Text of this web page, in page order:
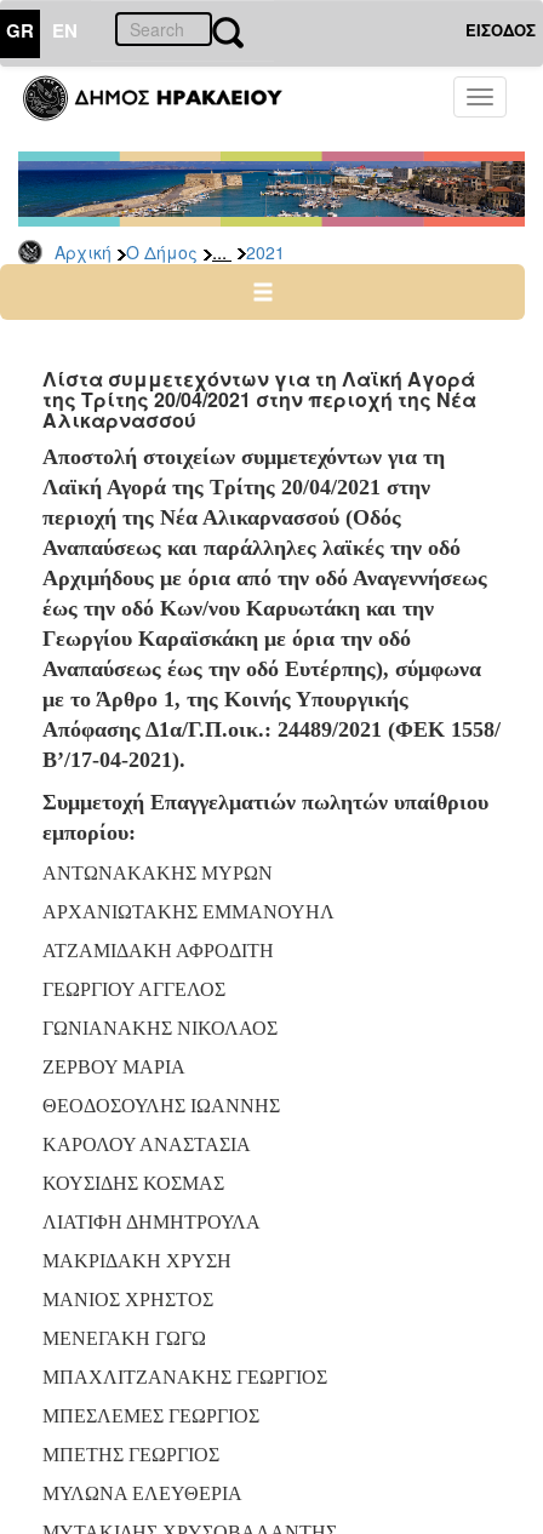
GR EN ΕΙΣΟΔΟΣ
Toggle
Αρχική Ο Δήμος ... 2021
ΔΗΜΟΣ
Δελτία
Τύπου
Αρχείο
2026
2024
2022
2021
2020
2019
2018
2017
2016
2015
2013
2012
2011
2010
2006
ΑΝΘΕΚΤΙΚΗ
ΠΟΛΗ
Λίστα συμμετεχόντων για τη Λαϊκή Αγορά
της Τρίτης 20/04/2021 στην περιοχή της Νέα
Αλικαρνασσού
Αποστολή στοιχείων συμμετεχόντων για τη
Λαϊκή Αγορά της Τρίτης 20/04/2021 στην
περιοχή της Νέα Αλικαρνασσού (Οδός
Αναπαύσεως και παράλληλες λαϊκές την οδό
Αρχιμήδους με όρια από την οδό Αναγεννήσεως
έως την οδό Κων/νου Καρυωτάκη και την
Γεωργίου Καραϊσκάκη με όρια την οδό
Αναπαύσεως έως την οδό Ευτέρπης), σύμφωνα
με το Άρθρο 1, της Κοινής Υπουργικής
Απόφασης Δ1α/Γ.Π.οικ.: 24489/2021 (ΦΕΚ 1558/
Β’/17-04-2021).
Συμμετοχή Επαγγελματιών πωλητών υπαίθριου
εμπορίου:
ΑΝΤΩΝΑΚΑΚΗΣ ΜΥΡΩΝ
ΑΡΧΑΝΙΩΤΑΚΗΣ ΕΜΜΑΝΟΥΗΛ
ΑΤΖΑΜΙΔΑΚΗ ΑΦΡΟΔΙΤΗ
ΓΕΩΡΓΙΟΥ ΑΓΓΕΛΟΣ
ΓΩΝΙΑΝΑΚΗΣ ΝΙΚΟΛΑΟΣ
ΖΕΡΒΟΥ ΜΑΡΙΑ
ΘΕΟΔΟΣΟΥΛΗΣ ΙΩΑΝΝΗΣ
ΚΑΡΟΛΟΥ ΑΝΑΣΤΑΣΙΑ
ΚΟΥΣΙΔΗΣ ΚΟΣΜΑΣ
ΛΙΑΤΙΦΗ ΔΗΜΗΤΡΟΥΛΑ
ΜΑΚΡΙΔΑΚΗ ΧΡΥΣΗ
ΜΑΝΙΟΣ ΧΡΗΣΤΟΣ
ΜΕΝΕΓΑΚΗ ΓΩΓΩ
ΜΠΑΧΛΙΤΖΑΝΑΚΗΣ ΓΕΩΡΓΙΟΣ
ΜΠΕΣΛΕΜΕΣ ΓΕΩΡΓΙΟΣ
ΜΠΕΤΗΣ ΓΕΩΡΓΙΟΣ
ΜΥΛΩΝΑ ΕΛΕΥΘΕΡΙΑ